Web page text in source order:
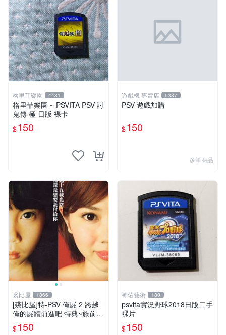
格里菲樂園 4481
格里菲樂園 ~ PSVITA PSV 討
鬼傳 極 日版 裸卡
$150
遊戲機 專賣店 5387
PSV 遊戲加購
$150
多筆商品
裘比屋 1866
[裘比屋]特-PSV 俺屍 2 跨越
俺的屍體前進吧 特典~族前傳
漫畫特輯(約82頁) 616
$150
神佑藝術 180
psvita實況野球2018日版二手
裸片
$150